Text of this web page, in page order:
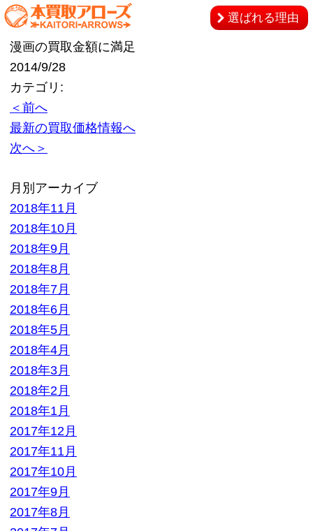
選ばれる理由
2014/9/28
カテゴリ:
最新の買取価格情報へ
次へ＞
月別アーカイブ
2018年11月
2018年8月
2018年7月
2018年6月
2018年5月
2018年4月
2018年3月
2018年1月
2017年12月
2017年11月
2017年10月
2017年9月
2017年8月
2017年6月
2017年5月
2017年4月
2017年3月
2017年2月
2017年1月
2016年11月
2016年10月
2016年9月